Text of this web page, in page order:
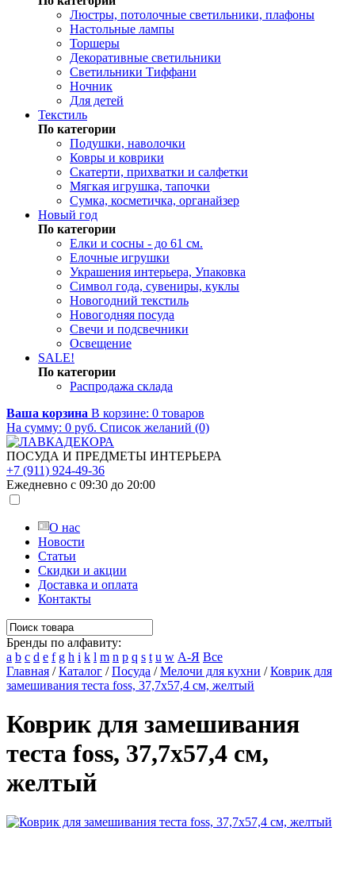
Люстры, потолочные светильники, плафоны
Настольные лампы
Торшеры
Декоративные светильники
Светильники Тиффани
Ночник
Для детей
Текстиль
По категории
Подушки, наволочки
Ковры и коврики
Скатерти, прихватки и салфетки
Мягкая игрушка, тапочки
Сумка, косметичка, органайзер
Новый год
По категории
Елки и сосны - до 61 см.
Елочные игрушки
Украшения интерьера, Упаковка
Символ года, сувениры, куклы
Новогодний текстиль
Новогодняя посуда
Свечи и подсвечники
Освещение
SALE!
По категории
Распродажа склада
Ваша корзина В корзине: 0 товаров
На сумму: 0 руб. Список желаний (0)
ПОСУДА И ПРЕДМЕТЫ ИНТЕРЬЕРА
+7 (911) 924-49-36
Ежедневно с 09:30 до 20:00
О нас
Новости
Статьи
Скидки и акции
Доставка и оплата
Контакты
Бренды по алфавиту:
a b c d e f g h i k l m n p q s t u w А-Я Все
Главная /Каталог /Посуда /Мелочи для кухни /Коврик для
замешивания теста foss, 37,7х57,4 см, желтый
Коврик для замешивания
теста foss, 37,7х57,4 см,
желтый